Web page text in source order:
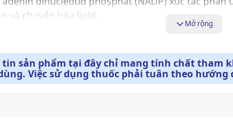
và chuyển hóa lipid.
thu nhanh qua đường tiêu hóa sau khi uống
Mở rộng
sản phẩm tại đây chỉ mang tính chất tham
Việc sử dụng thuốc phải tuân theo hướng